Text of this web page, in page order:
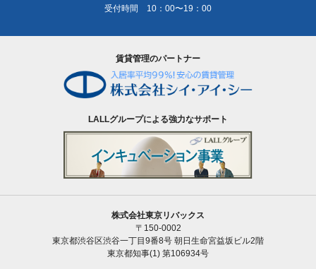
受付時間 10：00〜19：00
賃貸管理のパートナー
LALLグループによる強力なサポート
株式会社東京リバックス
〒150-0002
東京都渋谷区渋谷一丁目9番8号 朝日生命宮益坂ビル2階
東京都知事(1) 第106934号